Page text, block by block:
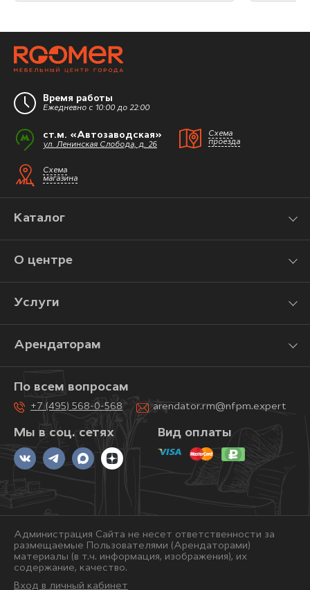
Время работы
Ежедневно с 10:00 до 22:00
ст.м. «Автозаводская»
ул. Ленинская Слобода, д. 26
Схема
проезда
Схема
магазина
Каталог
О центре
Услуги
Арендаторам
Мы в соц. сетях
По всем вопросам
+7 (495) 568-0-568 arendator.rm@nfpm.expert
Вид оплаты
Администрация Сайта не несет ответственности за
размещаемые Пользователями (Арендаторами)
материалы (в т.ч. информация, изображения), их
содержание, качество.
Вход в личный кабинет